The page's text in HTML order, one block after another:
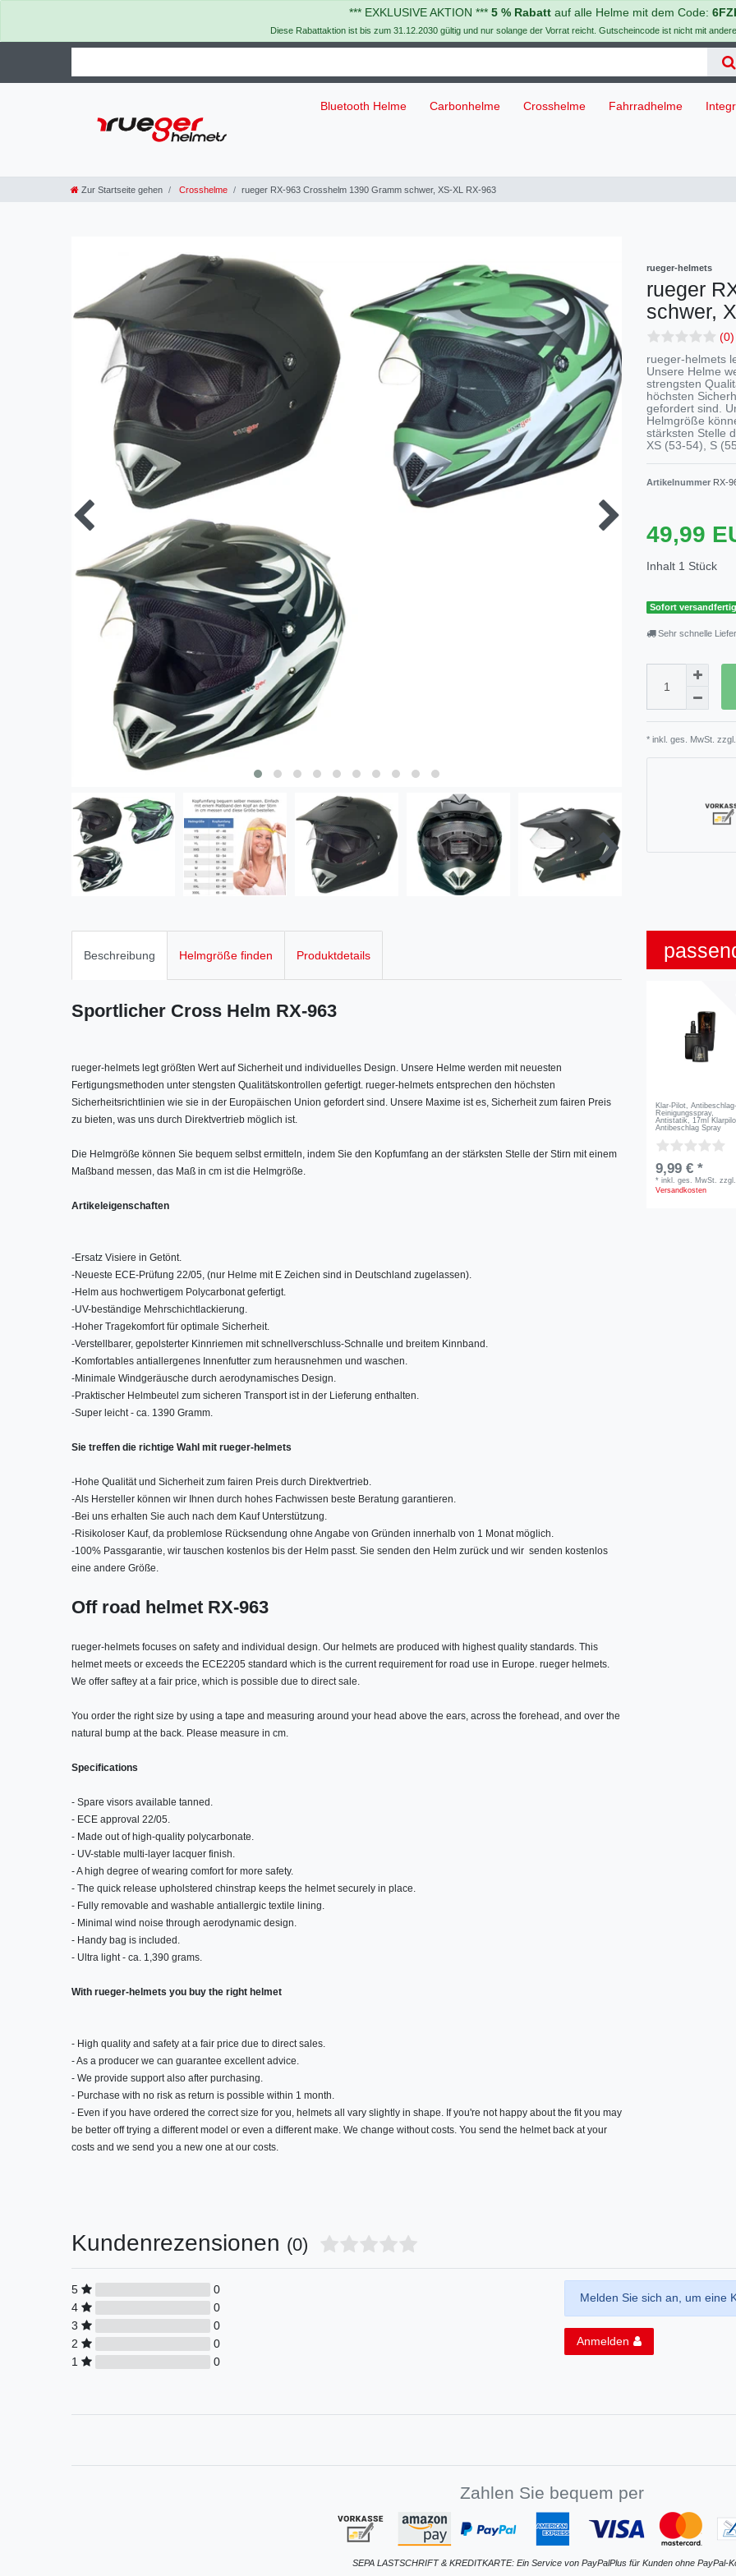
*** EXKLUSIVE AKTION *** 5 % Rabattauf alle Helme mit dem Code:
Diese Rabattaktion ist bis zum 31.12.2030 gültig und nur solange der Vorrat reicht. Gutscheincode ist nicht mit
Bluetooth Helme Carbonhelme Crosshelme Fahrradhelme
Zur Startseite gehen Crosshelme rueger RX-963 Crosshelm 1390 Gramm schwer, XS-XL RX-963
rueger-helmets
rueger
schwer,
(0)
rueger-helmets
Unsere Helme
strengsten
höchsten
gefordert sind.
Helmgröße
stärksten Stelle
XS (53-54), S
Artikelnummer RX-
49,99
Inhalt 1 Stück
Sofort
Sehr schnelle
* inkl. ges. MwSt. zzgl.
Beschreibung Helmgröße finden Produktdetails
Sportlicher Cross Helm RX-963
rueger-helmets legt größten Wert auf Sicherheit und individuelles Design. Unsere Helme werden mit neuesten
Fertigungsmethoden unter stengsten Qualitätskontrollen gefertigt. rueger-helmets entsprechen den höchsten
Sicherheitsrichtlinien wie sie in der Europäischen Union gefordert sind. Unsere Maxime ist es, Sicherheit zum fairen Preis
zu bieten, was uns durch Direktvertrieb möglich ist.
Die Helmgröße können Sie bequem selbst ermitteln, indem Sie den Kopfumfang an der stärksten Stelle der Stirn mit einem
Maßband messen, das Maß in cm ist die Helmgröße.
Artikeleigenschaften
-Ersatz Visiere in Getönt.
-Neueste ECE-Prüfung 22/05, (nur Helme mit E Zeichen sind in Deutschland zugelassen).
-Helm aus hochwertigem Polycarbonat gefertigt.
-UV-beständige Mehrschichtlackierung.
-Hoher Tragekomfort für optimale Sicherheit.
-Verstellbarer, gepolsterter Kinnriemen mit schnellverschluss-Schnalle und breitem Kinnband.
-Komfortables antiallergenes Innenfutter zum herausnehmen und waschen.
-Minimale Windgeräusche durch aerodynamisches Design.
-Praktischer Helmbeutel zum sicheren Transport ist in der Lieferung enthalten.
-Super leicht - ca. 1390 Gramm.
Sie treffen die richtige Wahl mit rueger-helmets
-Hohe Qualität und Sicherheit zum fairen Preis durch Direktvertrieb.
-Als Hersteller können wir Ihnen durch hohes Fachwissen beste Beratung garantieren.
-Bei uns erhalten Sie auch nach dem Kauf Unterstützung.
-Risikoloser Kauf, da problemlose Rücksendung ohne Angabe von Gründen innerhalb von 1 Monat möglich.
-100% Passgarantie, wir tauschen kostenlos bis der Helm passt. Sie senden den Helm zurück und wir senden kostenlos
eine andere Größe.
Off road helmet RX-963
rueger-helmets focuses on safety and individual design. Our helmets are produced with highest quality standards. This
helmet meets or exceeds the ECE2205 standard which is the current requirement for road use in Europe. rueger helmets.
We offer saftey at a fair price, which is possible due to direct sale.
You order the right size by using a tape and measuring around your head above the ears, across the forehead, and over the
natural bump at the back. Please measure in cm.
Specifications
- Spare visors available tanned.
- ECE approval 22/05.
- Made out of high-quality polycarbonate.
- UV-stable multi-layer lacquer finish.
- A high degree of wearing comfort for more safety.
- The quick release upholstered chinstrap keeps the helmet securely in place.
- Fully removable and washable antiallergic textile lining.
- Minimal wind noise through aerodynamic design.
- Handy bag is included.
- Ultra light - ca. 1,390 grams.
With rueger-helmets you buy the right helmet
- High quality and safety at a fair price due to direct sales.
- As a producer we can guarantee excellent advice.
- We provide support also after purchasing.
- Purchase with no risk as return is possible within 1 month.
- Even if you have ordered the correct size for you, helmets all vary slightly in shape. If you're not happy about the fit you may
be better off trying a different model or even a different make. We change without costs. You send the helmet back at your
costs and we send you a new one at our costs.
Klar-Pilot,
Reinigungsspray,
Antistatik, 17ml
Antibeschlag Spray
9,99 € *
*inkl. ges. MwSt. zzgl.
Versandkosten
Kundenrezensionen (0)
5
0
4
0
3
0
2
0
1
0
Melden Sie sich an, um eine
Anmelden
Zahlen Sie bequem per
SEPA LASTSCHRIFT & KREDITKARTE: Ein Service von PayPalPlus für Kunden ohne PayPal-